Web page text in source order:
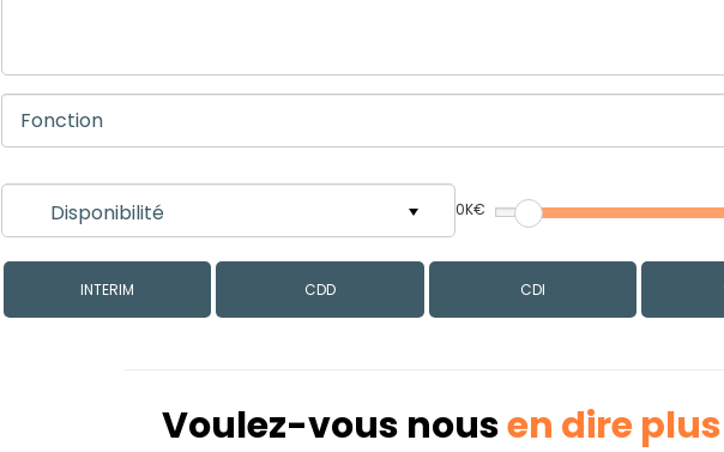
0K€
INTERIM CDD CDI
Voulez-vous nousen dire